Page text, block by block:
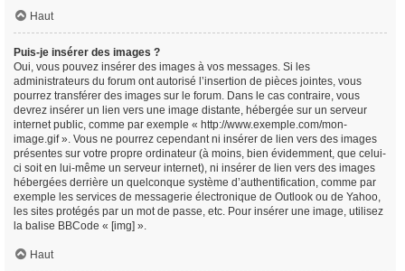
Haut
Puis-je insérer des images ?
Oui, vous pouvez insérer des images à vos messages. Si les
administrateurs du forum ont autorisé l’insertion de pièces jointes, vous
pourrez transférer des images sur le forum. Dans le cas contraire, vous
devrez insérer un lien vers une image distante, hébergée sur un serveur
internet public, comme par exemple « http://www.exemple.com/mon-
image.gif ». Vous ne pourrez cependant ni insérer de lien vers des images
présentes sur votre propre ordinateur (à moins, bien évidemment, que celui-
ci soit en lui-même un serveur internet), ni insérer de lien vers des images
hébergées derrière un quelconque système d’authentification, comme par
exemple les services de messagerie électronique de Outlook ou de Yahoo,
les sites protégés par un mot de passe, etc. Pour insérer une image, utilisez
la balise BBCode « [img] ».
Haut